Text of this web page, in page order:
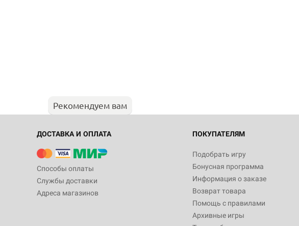
Рекомендуем вам
ДОСТАВКА И ОПЛАТА
Способы оплаты
Службы доставки
Адреса магазинов
ПОКУПАТЕЛЯМ
Подобрать игру
Бонусная программа
Информация о заказе
Возврат товара
Помощь с правилами
Архивные игры